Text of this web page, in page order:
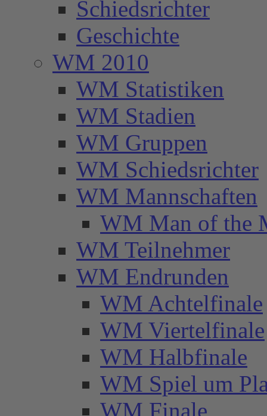
Schiedsrichter
Geschichte
WM 2010
WM Statistiken
WM Stadien
WM Gruppen
WM Schiedsrichter
WM Mannschaften
WM Man of the
WM Teilnehmer
WM Endrunden
WM Achtelfinale
WM Viertelfinale
WM Halbfinale
WM Spiel um
WM Finale